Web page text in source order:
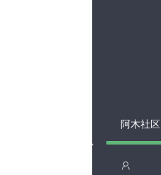
阿木社区